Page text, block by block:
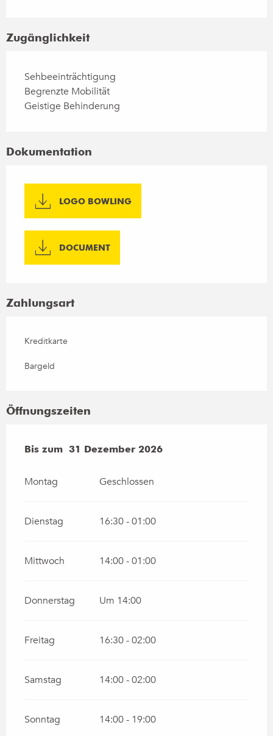
Zugänglichkeit
Sehbeeinträchtigung
Begrenzte Mobilität
Geistige Behinderung
Dokumentation
LOGO BOWLING
DOCUMENT
Zahlungsart
Kreditkarte
Bargeld
Öffnungszeiten
vom2 Januar 2026bis zum
Bis zum 31 Dezember 2026
Montag Geschlossen
Dienstag 16:30 - 01:00
Mittwoch 14:00 - 01:00
Donnerstag Um 14:00
Freitag 16:30 - 02:00
Samstag 14:00 - 02:00
Sonntag 14:00 - 19:00